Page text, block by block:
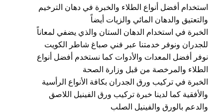
استخدام أفضل أنواع الطلاء والخبرة في دهان الترخيم
والتعتيق والدهان المائي والزيات أيضاً
الخبرة في استخدام الدهان الستان والذي يضفي لمعاناً
للجدران ونوفر خدمتنا عبر فني صباغ شاطر الكويت
نوفر أفضل المعدات والأدوات كما نستخدم أفضل أنواع
الطلاء والمرخصة من قبل وزارة الصحة
الخبرة في تركيب ورق الجدران بكافة الأنواع الرأسية
والأفقية كما لدينا خبرة تركيب ورق الفينيل اللاصق
والدعم بالورق والفينيل الصلب